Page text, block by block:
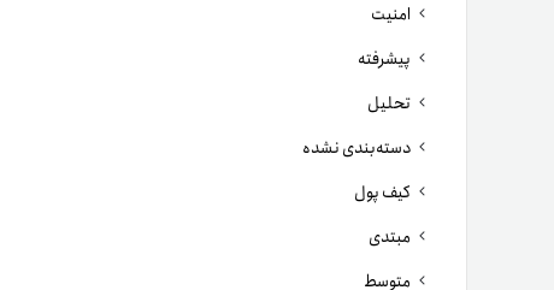
امنیت
پیشرفته
تحلیل
دسته‌بندی نشده
کیف پول
مبتدی
متوسط